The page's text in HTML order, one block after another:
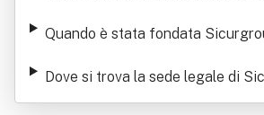
Quando è stata fondata
Dove si trova la sede legale di